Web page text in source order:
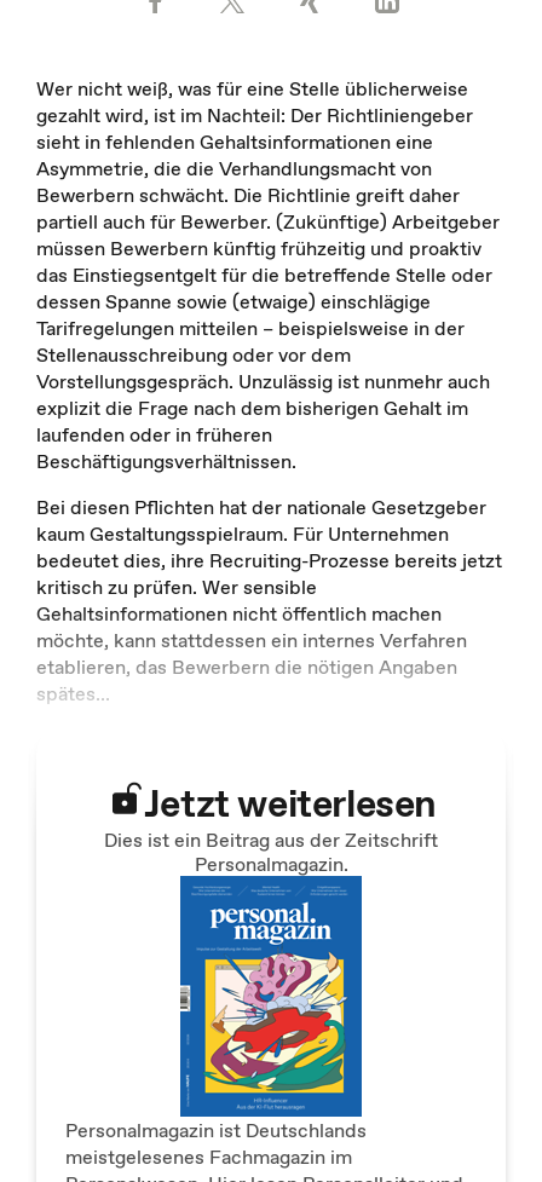
Wer nicht weiß, was für eine Stelle üblicherweise
gezahlt wird, ist im Nachteil: Der Richtliniengeber
sieht in fehlenden Gehaltsinformationen eine
Asymmetrie, die die Verhandlungsmacht von
Bewerbern schwächt. Die Richtlinie greift daher
partiell auch für Bewerber. (Zukünftige) Arbeitgeber
müssen Bewerbern künftig frühzeitig und proaktiv
das Einstiegsentgelt für die betreffende Stelle oder
dessen Spanne sowie (etwaige) einschlägige
Tarifregelungen mitteilen – beispielsweise in der
Stellenausschreibung oder vor dem
Vorstellungsgespräch. Unzulässig ist nunmehr auch
explizit die Frage nach dem bisherigen Gehalt im
laufenden oder in früheren
Beschäftigungsverhältnissen.
Bei diesen Pflichten hat der nationale Gesetzgeber
kaum Gestaltungsspielraum. Für Unternehmen
bedeutet dies, ihre Recruiting-Prozesse bereits jetzt
kritisch zu prüfen. Wer sensible
Gehaltsinformationen nicht öffentlich machen
möchte, kann stattdessen ein internes Verfahren
etablieren, das Bewerbern die nötigen Angaben
spätes...
Jetzt weiterlesen
Dies ist ein Beitrag aus der Zeitschrift
Personalmagazin.
Personalmagazin ist Deutschlands
meistgelesenes Fachmagazin im